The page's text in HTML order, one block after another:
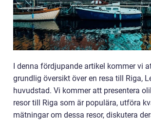
I denna fördjupande artikel kommer vi
grundlig översikt över en resa till Riga,
huvudstad. Vi kommer att presentera
resor till Riga som är populära, utföra
mätningar om dessa resor, diskutera